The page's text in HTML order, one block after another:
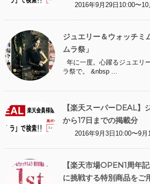
2016年9月29日10:00〜10
ジュエリー＆ウォッチミ
ムラ祭」
年に一度。心躍るジュエリ
ラ祭で。 &nbsp ...
【楽天スーパーDEAL】
から17日までの掲載分
2016年9月3日10:00〜9月
【楽天市場OPEN1周年
に挑戦する特別商品をご